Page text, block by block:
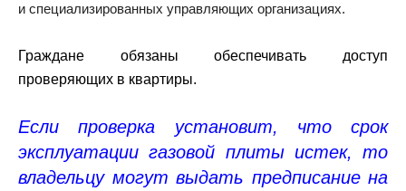
и специализированных управляющих организациях.
Граждане обязаны обеспечивать доступ
проверяющих в квартиры.
Если проверка установит, что срок
эксплуатации газовой плиты истек, то
владельцу могут выдать предписание на